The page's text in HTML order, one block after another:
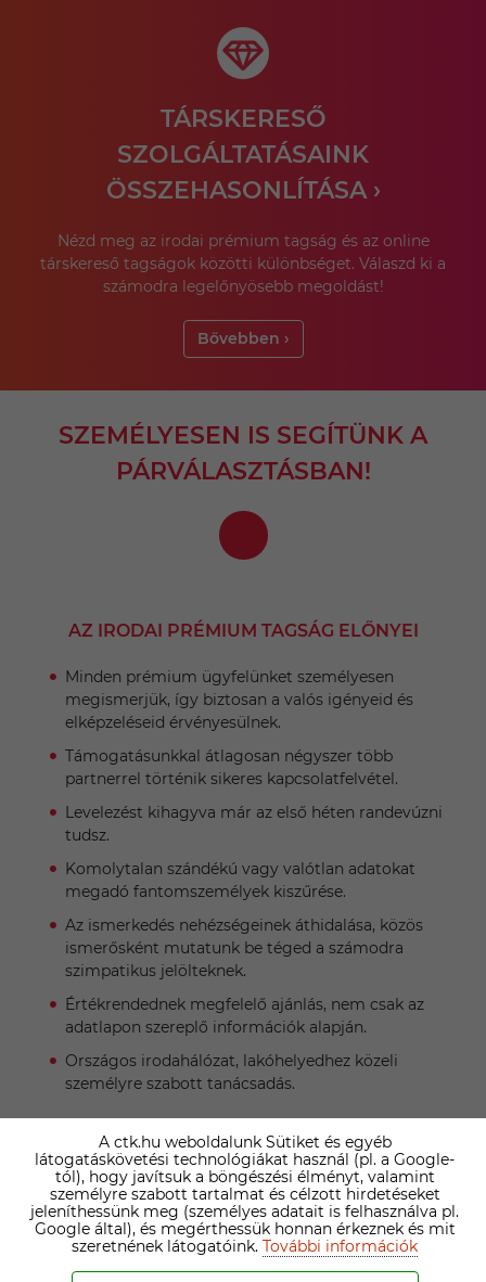
TÁRSKERESŐ
SZOLGÁLTATÁSAINK
ÖSSZEHASONLÍTÁSA ›
Nézd meg az irodai prémium tagság és az online
társkereső tagságok közötti különbséget. Válaszd ki a
számodra legelőnyösebb megoldást!
Bővebben ›
SZEMÉLYESEN IS SEGÍTÜNK A
PÁRVÁLASZTÁSBAN!
AZ IRODAI PRÉMIUM TAGSÁG ELŐNYEI
Minden prémium ügyfelünket személyesen
megismerjük, így biztosan a valós igényeid és
elképzeléseid érvényesülnek.
Támogatásunkkal átlagosan négyszer több
partnerrel történik sikeres kapcsolatfelvétel.
Levelezést kihagyva már az első héten randevúzni
tudsz.
Komolytalan szándékú vagy valótlan adatokat
megadó fantomszemélyek kiszűrése.
Az ismerkedés nehézségeinek áthidalása, közös
ismerősként mutatunk be téged a számodra
szimpatikus jelölteknek.
Értékrendednek megfelelő ajánlás, nem csak az
adatlapon szereplő információk alapján.
Országos irodahálózat, lakóhelyedhez közeli
személyre szabott tanácsadás.
Az Irodai Prémium tagság részletei »
TÁRSKERESŐ IRODÁINK ›
A ctk.hu weboldalunk Sütiket és egyéb
látogatáskövetési technológiákat használ (pl. a Google-
tól), hogy javítsuk a böngészési élményt, valamint
személyre szabott tartalmat és célzott hirdetéseket
jeleníthessünk meg (személyes adatait is felhasználva pl.
Google által), és megérthessük honnan érkeznek és mit
szeretnének látogatóink. További információk